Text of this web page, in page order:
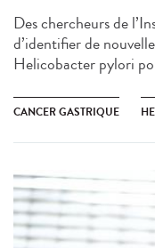
Des chercheurs de
d’identifier de
Helicobacter pylori
CANCER GASTRIQUE